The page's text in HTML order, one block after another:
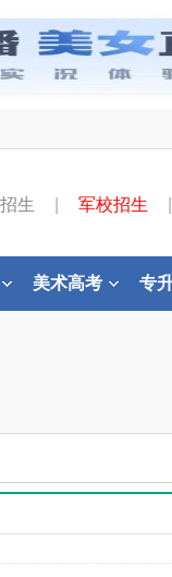
生 军校招生
美术高考 专